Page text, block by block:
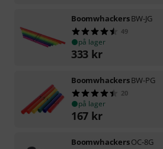
BoomwhackersBW-JG
49
på lager
333 kr
BoomwhackersBW-PG
20
på lager
167 kr
BoomwhackersOC-8G